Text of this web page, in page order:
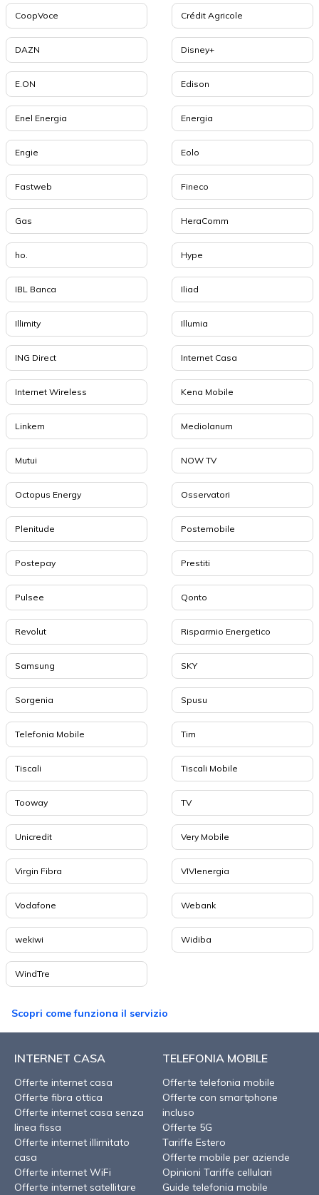
CoopVoce Crédit Agricole
DAZN Disney+
E.ON Edison
Enel Energia Energia
Engie Eolo
Fastweb Fineco
Gas HeraComm
ho. Hype
IBL Banca Iliad
Illimity Illumia
ING Direct Internet Casa
Internet Wireless Kena Mobile
Linkem Mediolanum
Mutui NOW TV
Octopus Energy Osservatori
Plenitude Postemobile
Postepay Prestiti
Pulsee Qonto
Revolut Risparmio Energetico
Samsung SKY
Sorgenia Spusu
Telefonia Mobile Tim
Tiscali Tiscali Mobile
Tooway TV
Unicredit Very Mobile
Virgin Fibra VIVIenergia
Vodafone Webank
wekiwi Widiba
WindTre
Scopri come funziona il servizio
INTERNET CASA
Offerte internet casa
Offerte fibra ottica
Offerte internet casa senza
linea fissa
Offerte internet illimitato
casa
Offerte internet WiFi
Offerte internet satellitare
TELEFONIA MOBILE
Offerte telefonia mobile
Offerte con smartphone
incluso
Offerte 5G
Tariffe Estero
Offerte mobile per aziende
Opinioni Tariffe cellulari
Guide telefonia mobile